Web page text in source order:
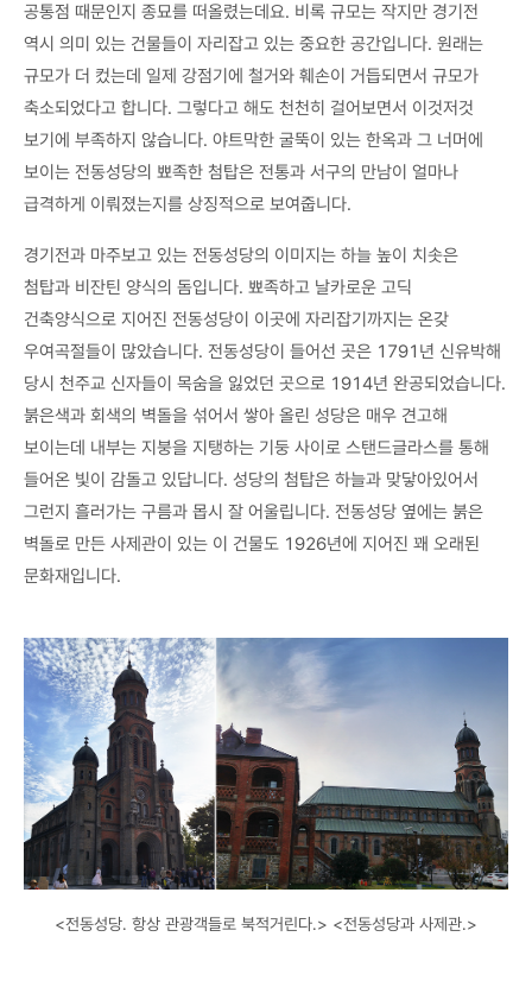
공통점 때문인지 종묘를 떠올렸는데요. 비록 규모는 작지만 경기전
역시 의미 있는 건물들이 자리잡고 있는 중요한 공간입니다. 원래는
규모가 더 컸는데 일제 강점기에 철거와 훼손이 거듭되면서 규모가
축소되었다고 합니다. 그렇다고 해도 천천히 걸어보면서 이것저것
보기에 부족하지 않습니다. 야트막한 굴뚝이 있는 한옥과 그 너머에
보이는 전동성당의 뾰족한 첨탑은 전통과 서구의 만남이 얼마나
급격하게 이뤄졌는지를 상징적으로 보여줍니다.
경기전과 마주보고 있는 전동성당의 이미지는 하늘 높이 치솟은
첨탑과 비잔틴 양식의 돔입니다. 뾰족하고 날카로운 고딕
건축양식으로 지어진 전동성당이 이곳에 자리잡기까지는 온갖
우여곡절들이 많았습니다. 전동성당이 들어선 곳은 1791년 신유박해
당시 천주교 신자들이 목숨을 잃었던 곳으로 1914년 완공되었습니다.
붉은색과 회색의 벽돌을 섞어서 쌓아 올린 성당은 매우 견고해
보이는데 내부는 지붕을 지탱하는 기둥 사이로 스탠드글라스를 통해
들어온 빛이 감돌고 있답니다. 성당의 첨탑은 하늘과 맞닿아있어서
그런지 흘러가는 구름과 몹시 잘 어울립니다. 전동성당 옆에는 붉은
벽돌로 만든 사제관이 있는 이 건물도 1926년에 지어진 꽤 오래된
문화재입니다.
<전동성당. 항상 관광객들로 북적거린다.> <전동성당과 사제관.>